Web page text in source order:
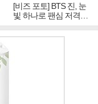
[비즈 포토] BTS 진, 눈
빛 하나로 팬심 저격…
독보적 카리스마